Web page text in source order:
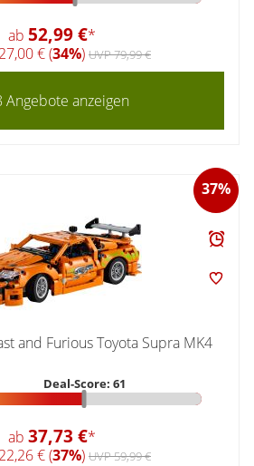
ab 52,99 €*
27,00 € (34%) UVP 79,99 €
Angebote anzeigen
37%
and Furious Toyota Supra MK4
Deal-Score: 61
ab 37,73 €*
22,26 € (37%) UVP 59,99 €